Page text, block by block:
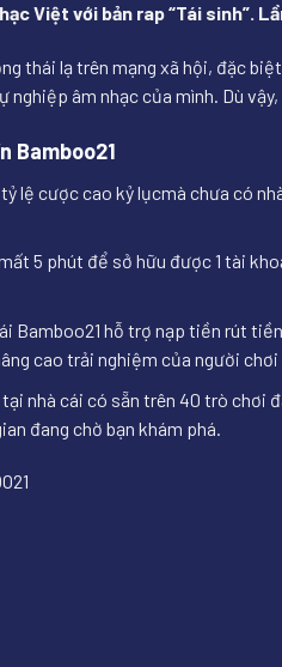
Việt với bản rap “Tái sinh”.
thái lạ trên mạng xã hội, đặc
âm nhạc của mình. Dù
Bamboo21
lệ cược cao kỷ lụcmà chưa có
5 phút để sở hữu được 1 tài
Bamboo21 hỗ trợ nạp tiền rút
cao trải nghiệm của người chơi
nhà cái có sẵn trên 40 trò chơi
đang chờ bạn khám phá.